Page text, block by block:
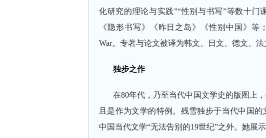
化研究的理论与实践”“性别与书写”等数十门
《隐形书写》《昨日之岛》《性别中国》等；
War。专著与论文被译为韩文、日文、德文、法
独步之作
在80年代，乃至当代中国文学史的版图上
且是作为文学的特例。残雪独步于当代中国
中国当代文学“无法告别的19世纪”之外。她展